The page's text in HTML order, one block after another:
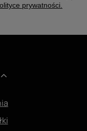
prywatności.